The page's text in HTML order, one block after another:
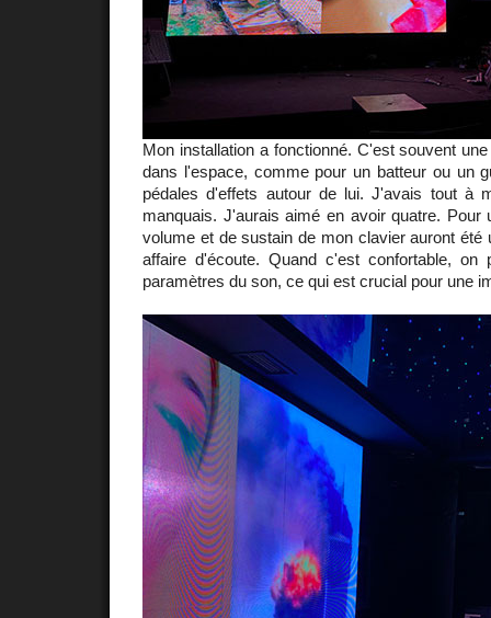
Mon installation a fonctionné. C'est souvent
dans l'espace, comme pour un batteur ou un
pédales d'effets autour de lui. J'avais tout à
manquais. J'aurais aimé en avoir quatre. Pour
volume et de sustain de mon clavier auront été
affaire d'écoute. Quand c'est confortable, on
paramètres du son, ce qui est crucial pour une